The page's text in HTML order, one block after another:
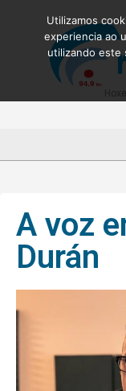
A voz
Durán
Utilizamos
experiencia ao
utilizando este